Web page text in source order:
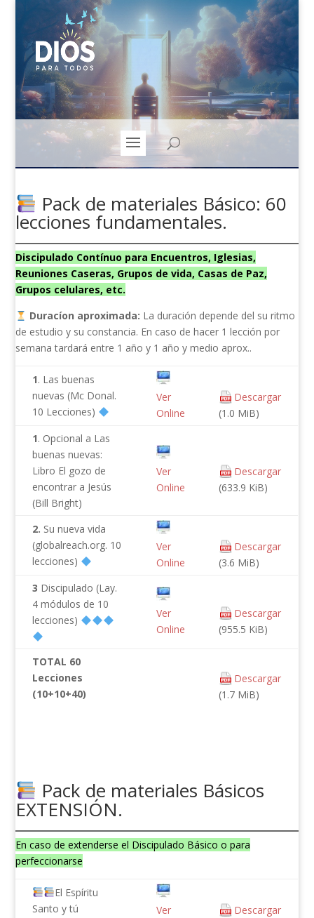
Pack de materiales Básico: 60
lecciones fundamentales.
Discipulado Contínuo para Encuentros, Iglesias,
Reuniones Caseras, Grupos de vida, Casas de Paz,
Grupos celulares, etc.
Duracíon aproximada: La duración depende del su ritmo
de estudio y su constancia. En caso de hacer 1 lección por
semana tardará entre 1 año y 1 año y medio aprox..
1. Las buenas
nuevas (Mc Donal.
10 Lecciones)
Ver
Online
Descargar
(1.0 MiB)
1. Opcional a Las
buenas nuevas:
Libro El gozo de
encontrar a Jesús
(Bill Bright)
Ver
Online
Descargar
(633.9 KiB)
2. Su nueva vida
(globalreach.org. 10
lecciones)
Ver
Online
Descargar
(3.6 MiB)
3 Discipulado (Lay.
4 módulos de 10
lecciones)
Ver
Online
Descargar
(955.5 KiB)
TOTAL 60
Lecciones
(10+10+40)
Descargar
(1.7 MiB)
Pack de materiales Básicos
EXTENSIÓN.
En caso de extenderse el Discipulado Básico o para
perfeccionarse
El Espíritu
Santo y tú
Ver
Descargar